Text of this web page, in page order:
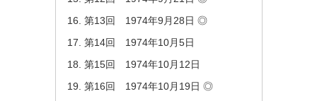
第13回 1974年9月28日 ◎
第14回 1974年10月5日
第15回 1974年10月12日
第16回 1974年10月19日 ◎